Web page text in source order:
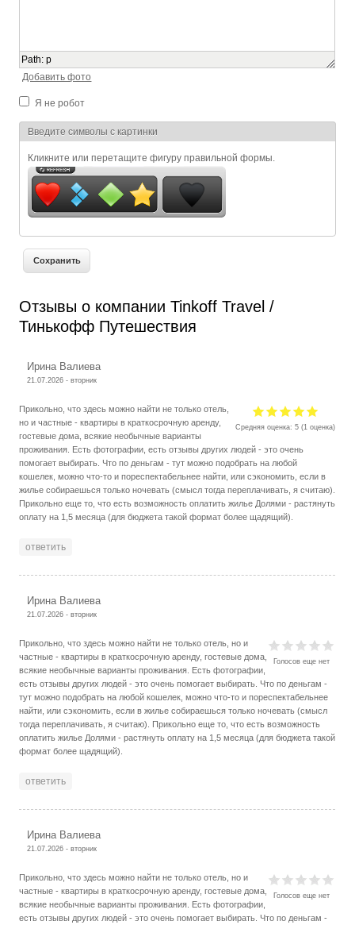
Path:p
Добавить фото
Я не робот
Я спамер
Введите символы с картинки
Кликните или перетащите фигуру правильной формы.
Отзывы о компании Tinkoff Travel /
Тинькофф Путешествия
Ирина Валиева
21.07.2026 - вторник
Средняя оценка:5 (1 оценка)
Прикольно, что здесь можно найти не только отель,
но и частные - квартиры в краткосрочную аренду,
гостевые дома, всякие необычные варианты
проживания. Есть фотографии, есть отзывы других людей - это очень
помогает выбирать. Что по деньгам - тут можно подобрать на любой
кошелек, можно что-то и пореспектабельнее найти, или сэкономить, если в
жилье собираешься только ночевать (смысл тогда переплачивать, я считаю).
Прикольно еще то, что есть возможность оплатить жилье Долями - растянуть
оплату на 1,5 месяца (для бюджета такой формат более щадящий).
ответить
Ирина Валиева
21.07.2026 - вторник
Голосов еще нет
Прикольно, что здесь можно найти не только отель, но и
частные - квартиры в краткосрочную аренду, гостевые дома,
всякие необычные варианты проживания. Есть фотографии,
есть отзывы других людей - это очень помогает выбирать. Что по деньгам -
тут можно подобрать на любой кошелек, можно что-то и пореспектабельнее
найти, или сэкономить, если в жилье собираешься только ночевать (смысл
тогда переплачивать, я считаю). Прикольно еще то, что есть возможность
оплатить жилье Долями - растянуть оплату на 1,5 месяца (для бюджета такой
формат более щадящий).
ответить
Ирина Валиева
21.07.2026 - вторник
Голосов еще нет
Прикольно, что здесь можно найти не только отель, но и
частные - квартиры в краткосрочную аренду, гостевые дома,
всякие необычные варианты проживания. Есть фотографии,
есть отзывы других людей - это очень помогает выбирать. Что по деньгам -